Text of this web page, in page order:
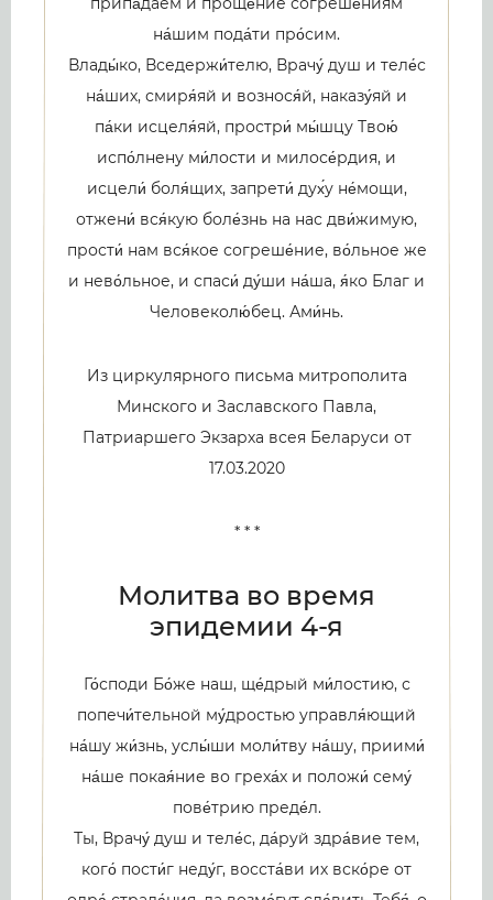
на́шим пода́ти про́сим.
Влады́ко, Вседержи́телю, Врачу́ душ и теле́с
на́ших, смиря́яй и вознося́й, наказу́яй и
па́ки исцеля́яй, простри́ мы́шцу Твою́
испо́лнену ми́лости и милосе́рдия, и
исцели́ боля́щих, запрети́ дух́у не́мощи,
отжени́ вся́кую боле́знь на нас дви́жимую,
прости́ нам вся́кое согреше́ние, во́льное же
и нево́льное, и спаси́ ду́ши на́ша, я́ко Благ и
Человеколю́бец. Ами́нь.
Из циркулярного письма митрополита
Минского и Заславского Павла,
Патриаршего Экзарха всея Беларуси от
17.03.2020
* * *
Молитва во время
эпидемии 4-я
Го́споди Бо́же наш, ще́дрый ми́лостию, с
попечи́тельной му́дростью управля́ющий
на́шу жи́знь, услы́ши моли́тву на́шу, приими́
на́ше покая́ние во греха́х и положи́ сему́
пове́трию преде́л.
Ты, Врачу́ душ и теле́с, да́руй здра́вие тем,
кого́ пости́г неду́г, восста́ви их вско́ре от